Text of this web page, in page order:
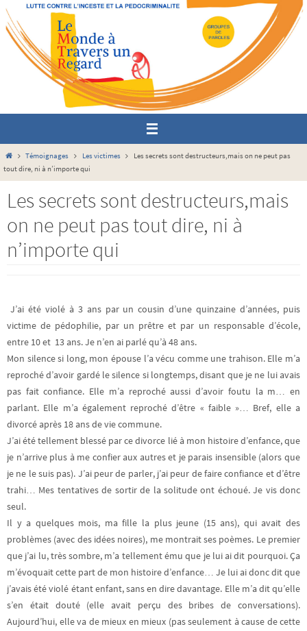
Passer
vers
contenu
HomeTémoignages Les victimes
Les secrets sont destructeurs,mais on ne peut pas
tout dire, ni à n’importe qui
Les secrets sont destructeurs,mais
on ne peut pas tout dire, ni à
n’importe qui
J’ai été violé à 3 ans par un cousin d’une quinzaine d’années, puis
victime de pédophilie, par un prêtre et par un responsable d’école,
entre 10 et 13 ans. Je n’en ai parlé qu’à 48 ans.
Mon silence si long, mon épouse l’a vécu comme une trahison. Elle m’a
reproché d’avoir gardé le silence si longtemps, disant que je ne lui avais
pas fait confiance. Elle m’a reproché aussi d’avoir foutu la m… en
parlant. Elle m’a également reproché d’être « faible »… Bref, elle a
divorcé après 18 ans de vie commune.
J’ai été tellement blessé par ce divorce lié à mon histoire d’enfance, que
je n’arrive plus à me confier aux autres et je parais insensible (alors que
je ne le suis pas). J’ai peur de parler, j’ai peur de faire confiance et d’être
trahi… Mes tentatives de sortir de la solitude ont échoué. Je vis donc
seul.
Il y a quelques mois, ma fille la plus jeune (15 ans), qui avait des
problèmes (avec des idées noires), me montrait ses poèmes. Le premier
que j’ai lu, très sombre, m’a tellement ému que je lui ai dit pourquoi. Ça
m’évoquait cette part de mon histoire d’enfance… Je lui ai donc dit que
j’avais été violé étant enfant, sans en dire davantage. Elle m’a dit qu’elle
s’en était douté (elle avait perçu des bribes de conversations).
Aujourd’hui, elle va de mieux en mieux (pas seulement à cause de cette